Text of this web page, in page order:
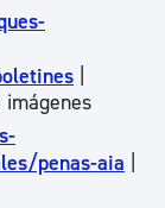
penas-aia